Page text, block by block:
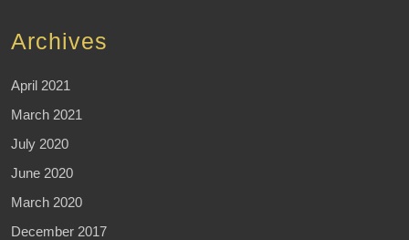
Archives
April 2021
March 2021
July 2020
June 2020
March 2020
December 2017